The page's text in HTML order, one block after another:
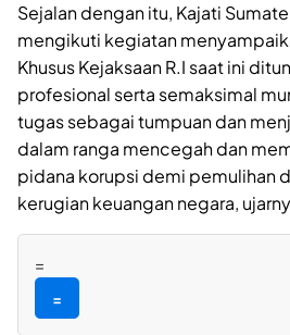
Sejalan dengan itu, Kajati
mengikuti kegiatan
Khusus Kejaksaan R.I saat ini
profesional serta semaksimal
tugas sebagai tumpuan dan
dalam ranga mencegah dan
pidana korupsi demi pemulihan
kerugian keuangan negara,
=
=